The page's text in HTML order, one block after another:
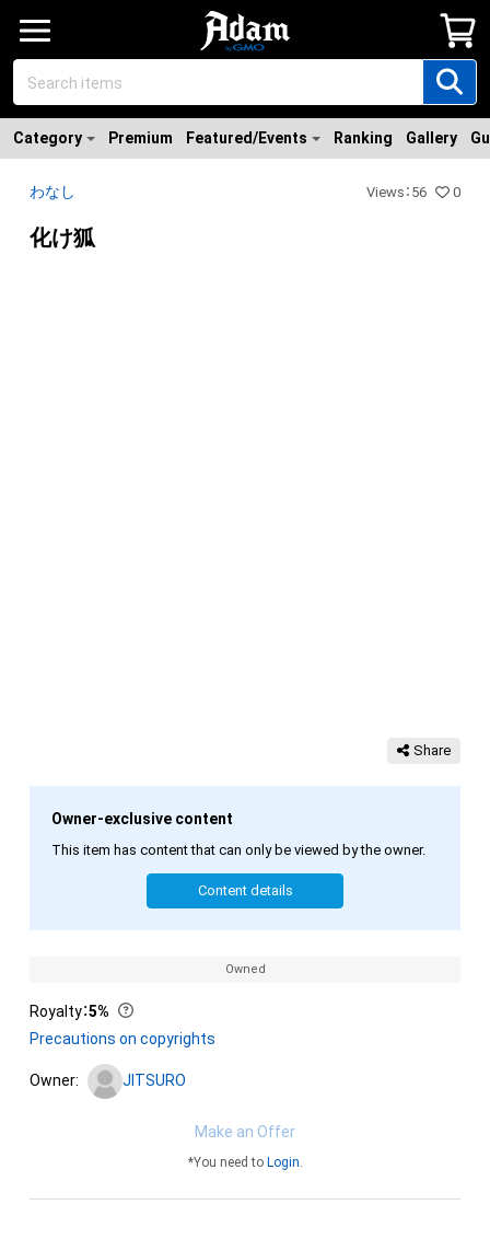
Category Premium Featured/Events Ranking Gallery
わなし Views ： 56 0
化け狐
Share
Owner-exclusive content
This item has content that can only be viewed by the owner.
Content details
Owned
Royalty：5%
Precautions on copyrights
Owner: JITSURO
Make an Offer
*You need to Login.